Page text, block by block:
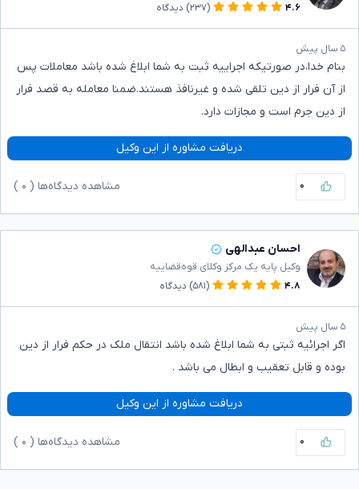
۴.۶
(۲۳۷) دیدگاه
۵ سال پیش
بنام خدا،در صورتیکه اجراییه ثبت به شما ابلاغ شده باشد معاملات پس
از آن فرار از دین تلقی شده و غیرنافذ هستند.ضمنا معامله به قصد فرار
از دین جرم است و مجازات دارد.
دریافت مشاوره از این وکیل
۰ مشاهده دیدگاه‌ها ( ۰
احسان عبدالهی
وکیل پایه یک مرکز وکلای قوه‌قضاییه
۴.۸
(۵۸۱) دیدگاه
۵ سال پیش
اگر اجرائیه ثبتی به شما ابلاغ شده باشد انتقال ملک در حکم فرار از دین
بوده و قابل تعقیب و ابطال می باشد .
دریافت مشاوره از این وکیل
۰ مشاهده دیدگاه‌ها ( ۰